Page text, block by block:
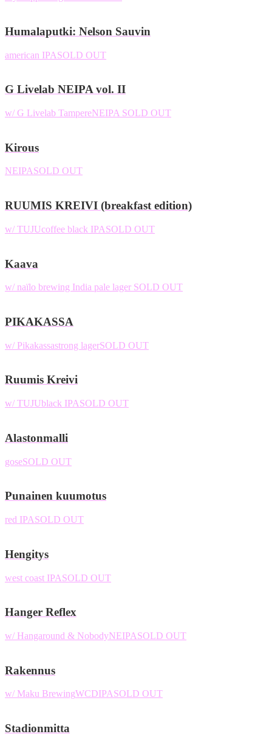
Humalaputki: Nelson Sauvin
american IPASOLD OUT
G Livelab NEIPA vol. II
w/ G Livelab TampereNEIPA SOLD OUT
Kirous
NEIPASOLD OUT
RUUMIS KREIVI (breakfast edition)
w/ TUJUcoffee black IPASOLD OUT
Kaava
w/ naïlo brewing India pale lager SOLD OUT
PIKAKASSA
w/ Pikakassastrong lagerSOLD OUT
Ruumis Kreivi
w/ TUJUblack IPASOLD OUT
Alastonmalli
goseSOLD OUT
Punainen kuumotus
red IPASOLD OUT
Hengitys
west coast IPASOLD OUT
Hanger Reflex
w/ Hangaround & NobodyNEIPASOLD OUT
Rakennus
w/ Maku BrewingWCDIPASOLD OUT
Stadionmitta